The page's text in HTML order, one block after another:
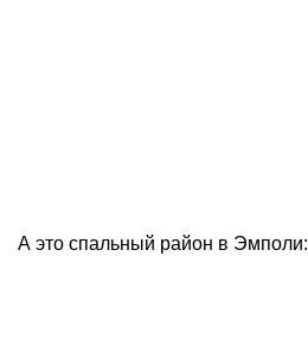
А это спальный район в Эмполи: